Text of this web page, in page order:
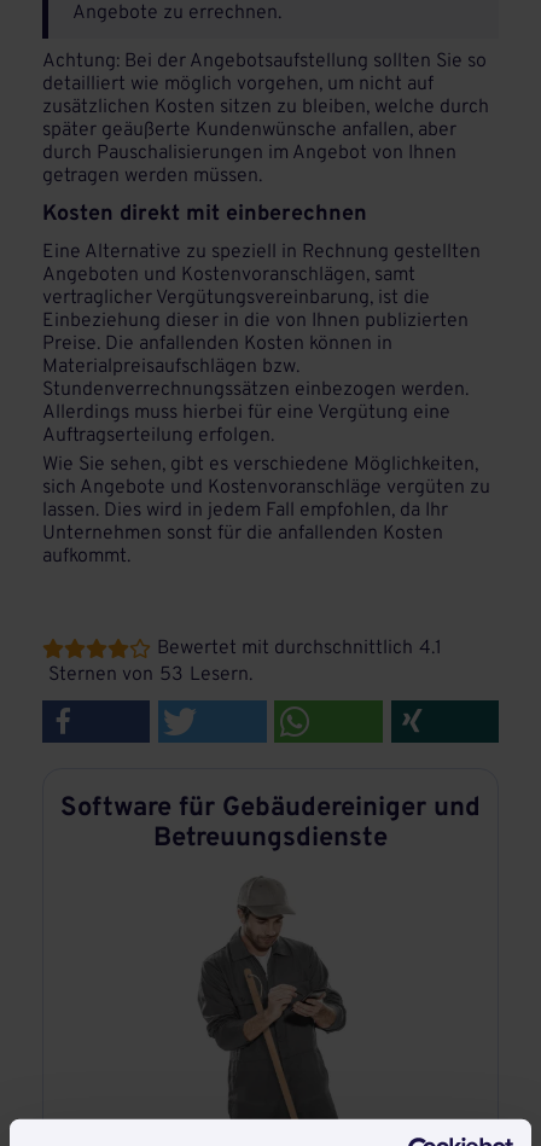
Angebote zu errechnen.
Achtung: Bei der Angebotsaufstellung sollten Sie so
detailliert wie möglich vorgehen, um nicht auf
zusätzlichen Kosten sitzen zu bleiben, welche durch
später geäußerte Kundenwünsche anfallen, aber
durch Pauschalisierungen im Angebot von Ihnen
getragen werden müssen.
Kosten direkt mit einberechnen
Eine Alternative zu speziell in Rechnung gestellten
Angeboten und Kostenvoranschlägen, samt
vertraglicher Vergütungsvereinbarung, ist die
Einbeziehung dieser in die von Ihnen publizierten
Preise. Die anfallenden Kosten können in
Materialpreisaufschlägen bzw.
Stundenverrechnungssätzen einbezogen werden.
Allerdings muss hierbei für eine Vergütung eine
Auftragserteilung erfolgen.
Wie Sie sehen, gibt es verschiedene Möglichkeiten,
sich Angebote und Kostenvoranschläge vergüten zu
lassen. Dies wird in jedem Fall empfohlen, da Ihr
Unternehmen sonst für die anfallenden Kosten
aufkommt.
 Bewertet mit durchschnittlich 4.1
Sternen von 53 Lesern.
Software für Gebäudereiniger und
Betreuungsdienste